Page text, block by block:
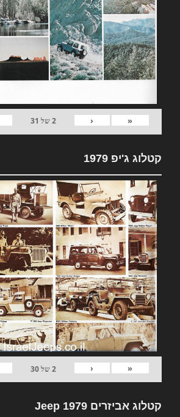
«
‹
2של 31
קטלוג ג'יפ 1979
«
‹
2של30
קטלוג אביזרים 1979 Jeep